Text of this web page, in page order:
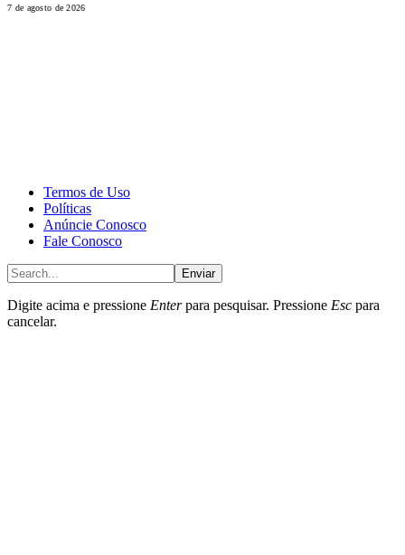
7 de agosto de 2026
Termos de Uso
Políticas
Anúncie Conosco
Fale Conosco
Enviar
Digite acima e pressione Enterpara pesquisar. Pressione Esc para
cancelar.